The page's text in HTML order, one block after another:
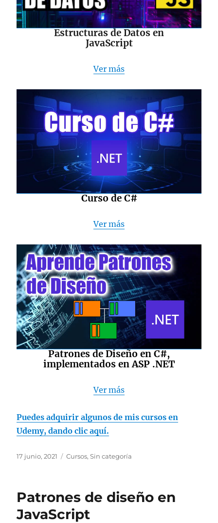
Estructuras de Datos en
JavaScript
Ver más
Curso de C#
Ver más
Patrones de Diseño en C#,
implementados en ASP .NET
Ver más
Puedes adquirir algunos de mis cursos en
Udemy, dando clic aquí.
Publicado
17 junio, 2021 Categorías
Cursos,Sin categoría
Patrones de diseño en
JavaScript